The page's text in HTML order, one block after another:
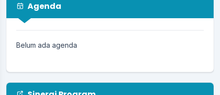
23 Juli 2025
PEMDES Kertagena Dajah menerima
11 Juli 2025
Agenda
Belum ada agenda